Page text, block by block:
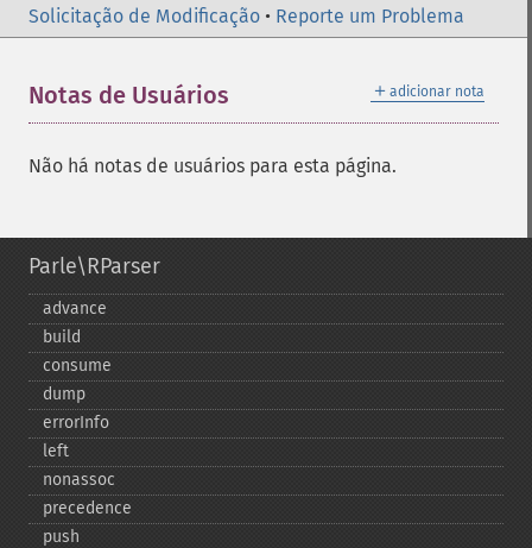
Solicitação de Modificação • Reporte um Problema
＋ adicionar nota
Notas de Usuários
Não há notas de usuários para esta página.
Parle\RParser
advance
build
consume
dump
errorInfo
left
nonassoc
precedence
push